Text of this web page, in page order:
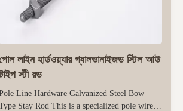
লাইন হার্ডওয়্যার গ্যালভানাইজড স্টিল আউ
স্টী রড
Line Hardware Galvanized Steel Bow
Stay Rod This is a specialized pole wire